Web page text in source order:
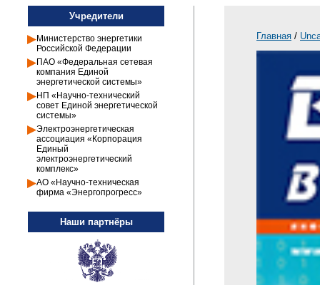
Главная /
Учредители
Министерство энергетики
Российской Федерации
ПАО «Федеральная сетевая
компания Единой
энергетической системы»
НП «Научно-технический
совет Единой энергетической
системы»
Электроэнергетическая
ассоциация «Корпорация
Единый
электроэнергетический
комплекс»
АО «Научно-техническая
фирма «Энергопрогресс»
Наши партнёры